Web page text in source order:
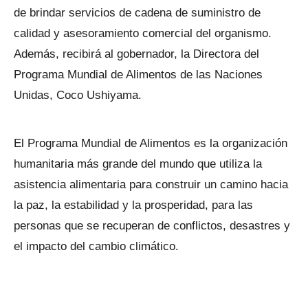
de brindar servicios de cadena de suministro de
calidad y asesoramiento comercial del organismo.
Además, recibirá al gobernador, la Directora del
Programa Mundial de Alimentos de las Naciones
Unidas, Coco Ushiyama.
El Programa Mundial de Alimentos es la organización
humanitaria más grande del mundo que utiliza la
asistencia alimentaria para construir un camino hacia
la paz, la estabilidad y la prosperidad, para las
personas que se recuperan de conflictos, desastres y
el impacto del cambio climático.